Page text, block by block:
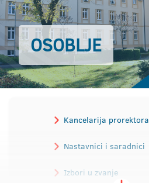
OSOBLJE
Kancelarija prorektora
Nastavnici i saradnici
Izbori u zvanje